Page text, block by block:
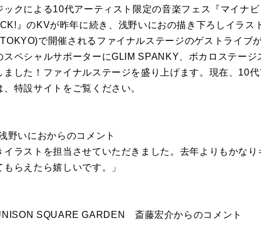
ックによる10代アーティスト限定の音楽フェス『マイナ
』のKVが昨年に続き、浅野いにおの描き下ろしイラス
で開催されるファイナルステージのゲストライブ
スペシャルサポーターにGLIM SPANKY、ボカロステー
ました！ファイナルステージを盛り上げます。現在、10
特設サイトをご覧ください。
いにおからのコメント
イラストを担当させていただきました。去年よりもかな
らえたら嬉しいです。」
SQUARE GARDEN 斎藤宏介からのコメント